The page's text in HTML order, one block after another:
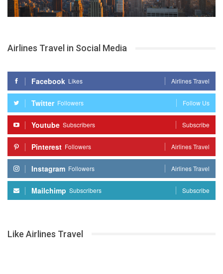
Airlines Travel in Social Media
Facebook Likes Airlines Travel
Twitter Followers Follow Us
Youtube Subscribers Subscribe
Pinterest Followers Airlines Travel
Instagram Followers Airlines Travel
Mailchimp Subscribers Subscribe
Like Airlines Travel